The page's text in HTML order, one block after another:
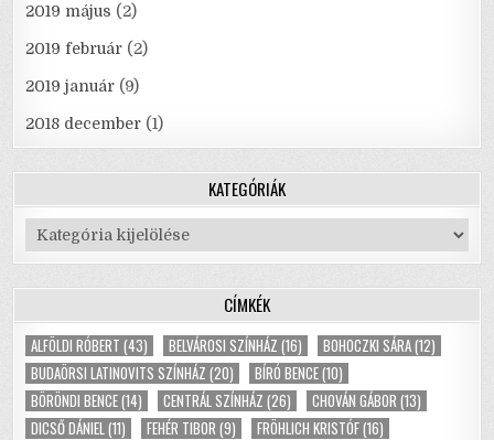
2019 május (2)
2019 február (2)
2019 január (9)
2018 december (1)
KATEGÓRIÁK
Kategóriák
CÍMKÉK
ALFÖLDI RÓBERT (43) BELVÁROSI SZÍNHÁZ (16) BOHOCZKI SÁRA(12)
BUDAÖRSI LATINOVITS SZÍNHÁZ (20) BÍRÓ BENCE(10)
BÖRÖNDI BENCE(14) CENTRÁL SZÍNHÁZ (26) CHOVÁN GÁBOR (13)
DICSŐ DÁNIEL (11) FEHÉR TIBOR (9) FRÖHLICH KRISTÓF(16)